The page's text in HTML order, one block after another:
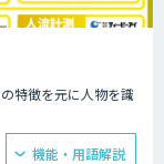
特徴を元に人物を識
安全です。
機能・用語解説